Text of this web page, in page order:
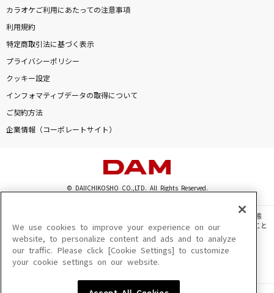
カラオケご利用にあたっての注意事項
利用規約
特定商取引法に基づく表示
プライバシーポリシー
クッキー設定
インフォマティブデータの取得について
ご契約方法
企業情報（コーポレートサイト）
© DAIICHIKOSHO CO.,LTD. All Rights Reserved.
このサイトに掲載されている一切の文章・画像・写真・動画・音声等を、手段や形態
を問わず、著作権法の定める範囲を超えて無断で複製、転載、ファイル化などすること
を禁じます。
楽曲及びコンテンツは、機種によりご利用いただけない場合があります。
楽曲及びコンテンツの配信日、配信内容が変更になる場合があります。
We use cookies to improve your experience on our
website, to personalize content and ads and to analyze
our traffic. Please click [Cookie Settings] to customize
your cookie settings on our website.